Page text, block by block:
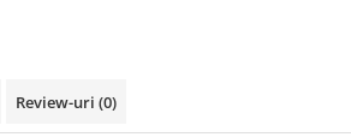
Review-uri (0)